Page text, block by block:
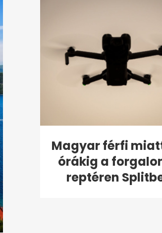
Magyar férfi
órákig a
reptéren